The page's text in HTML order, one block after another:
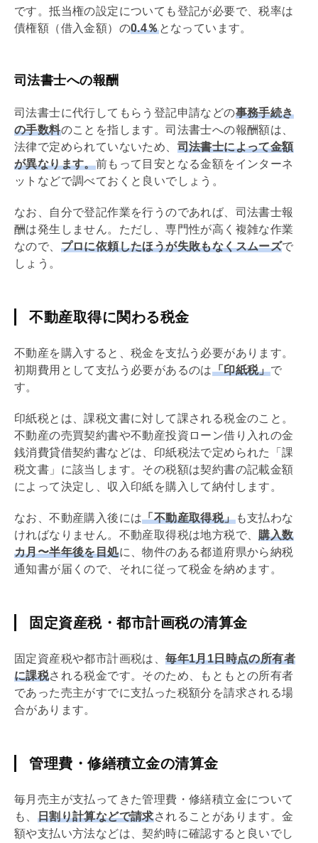
です。抵当権の設定についても登記が必要で、税率は
債権額（借入金額）の0.4％となっています。
司法書士への報酬
司法書士に代行してもらう登記申請などの事務手続き
の手数料のことを指します。司法書士への報酬額は、
法律で定められていないため、 司法書士によって金額
が異なります。前もって目安となる金額をインターネ
ットなどで調べておくと良いでしょう。
なお、自分で登記作業を行うのであれば、司法書士報
酬は発生しません。ただし、専門性が高く複雑な作業
なので、 プロに依頼したほうが失敗もなくスムーズで
しょう。
不動産取得に関わる税金
不動産を購入すると、税金を支払う必要があります。
初期費用として支払う必要があるのは「印紙税」で
す。
印紙税とは、課税文書に対して課される税金のこと。
不動産の売買契約書や不動産投資ローン借り入れの金
銭消費貸借契約書などは、 印紙税法で定められた「課
税文書」に該当します。その税額は契約書の記載金額
によって決定し、収入印紙を購入して納付します。
なお、不動産購入後には「不動産取得税」も支払わな
ければなりません。 不動産取得税は地方税で、購入数
カ月〜半年後を目処に、物件のある都道府県から納税
通知書が届くので、それに従って税金を納めます。
固定資産税・都市計画税の清算金
固定資産税や都市計画税は、毎年1月1日時点の所有者
に課税される税金です。そのため、もともとの所有者
であった売主がすでに支払った税額分を請求される場
合があります。
管理費・修繕積立金の清算金
毎月売主が支払ってきた管理費 ・修繕積立金について
も、 日割り計算などで請求されることがあります。金
額や支払い方法などは、契約時に確認すると良いでし